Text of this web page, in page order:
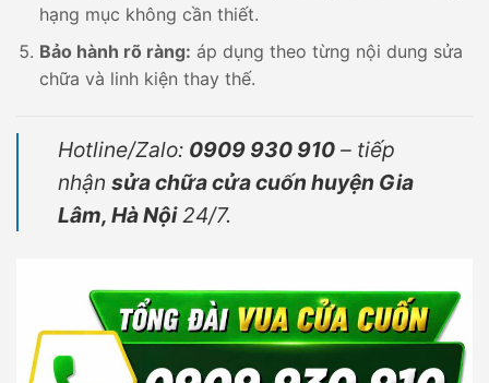
hạng mục không cần thiết.
Bảo hành rõ ràng: áp dụng theo từng nội dung sửa
chữa và linh kiện thay thế.
Hotline/Zalo: 0909 930 910 – tiếp
nhận sửa chữa cửa cuốn huyện Gia
Lâm, Hà Nội24/7.